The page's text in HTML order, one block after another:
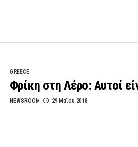
GREECE
Φρίκη στη Λέρο: Αυτοί
NEWSROOM 29 Μαΐου 2018